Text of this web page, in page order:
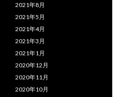
2021年8月
2021年5月
2021年4月
2021年3月
2021年1月
2020年12月
2020年11月
2020年10月